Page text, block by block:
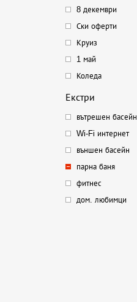
8 декември
Ски оферти
Круиз
1 май
Коледа
Екстри
вътрешен басейн
Wi-Fi интернет
външен басейн
парна баня
фитнес
дом. любимци